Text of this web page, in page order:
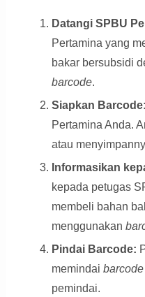
Datangi SPBU
Pertamina yang
bakar bersubsidi
barcode.
Siapkan Barcode:
Pertamina Anda.
atau
Informasikan
kepada petugas
membeli bahan
menggunakan
Pindai Barcode:
memindai barcode
pemindai.
Display